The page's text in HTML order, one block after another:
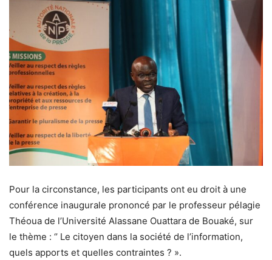
Pour la circonstance, les participants ont eu droit à une
conférence inaugurale prononcé par le professeur pélagie
Théoua de l’Université Alassane Ouattara de Bouaké, sur
le thème : ‘’ Le citoyen dans la société de l’information,
quels apports et quelles contraintes ? ».